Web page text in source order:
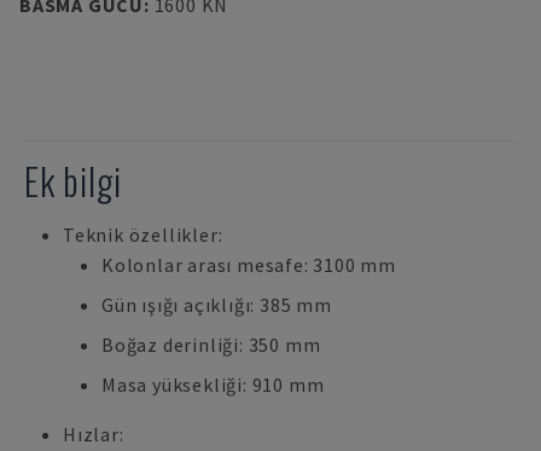
BASMA GÜCÜ: 1600 KN
Ek bilgi
Teknik özellikler:
Kolonlar arası mesafe: 3100 mm
Gün ışığı açıklığı: 385 mm
Boğaz derinliği: 350 mm
Masa yüksekliği: 910 mm
Hızlar: